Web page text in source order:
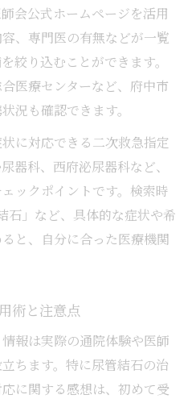
会公式ホームページを活用
、専門医の有無などが一覧
絞り込むことができます。
医療センターなど、府中市
況も確認できます。
に対応できる二次救急指定
器科、西府泌尿器科など、
ックポイントです。検索時
石」など、具体的な症状や希
と、自分に合った医療機関
術と注意点
報は実際の通院体験や医師
ちます。特に尿管結石の治
に関する感想は、初めて受